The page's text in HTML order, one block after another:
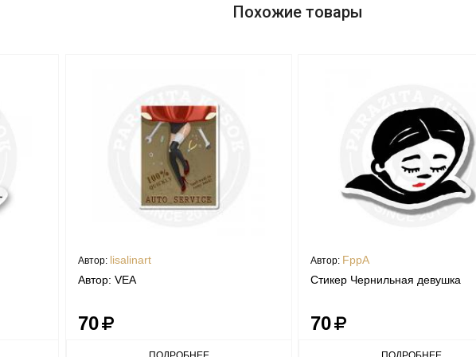
Похожие товары
Автор: lisalinart
Автор: VEA
70
Автор: FppA
Стикер Чернильная девушка
70